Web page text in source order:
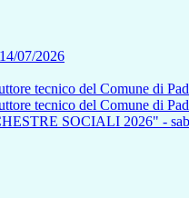
07/2026
tecnico del Comune di
tecnico del Comune di
SOCIALI 2026" -